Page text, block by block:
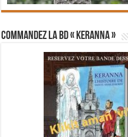
Commandez la BD « Keranna »